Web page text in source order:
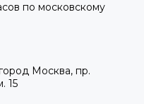
по московскому
Москва, пр.
15